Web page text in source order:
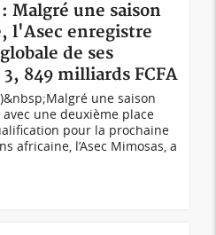
Malgré une saison
l'Asec enregistre
de ses
849 milliards FCFA
une saison
une deuxième place
pour la prochaine
africaine, l’Asec Mimosas, a